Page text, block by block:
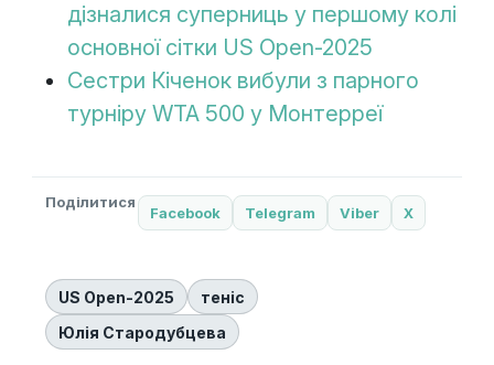
дізналися суперниць у першому колі
основної сітки US Open-2025
Сестри Кіченок вибули з парного
турніру WTA 500 у Монтерреї
Поділитися
Facebook Telegram Viber X
US Open-2025
теніс
Юлія Стародубцева